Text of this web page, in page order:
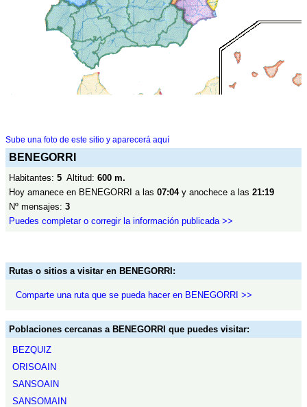
Sube una foto de este sitio y aparecerá aquí
BENEGORRI
Habitantes: 5 Altitud: 600 m.
Hoy amanece en BENEGORRI a las 07:04y anochece a las 21:19
Nº mensajes: 3
Puedes completar o corregir la información publicada >>
Rutas o sitios a visitar en BENEGORRI:
Comparte una ruta que se pueda hacer en BENEGORRI >>
Poblaciones cercanas a BENEGORRI que puedes visitar:
BEZQUIZ
ORISOAIN
SANSOAIN
SANSOMAIN